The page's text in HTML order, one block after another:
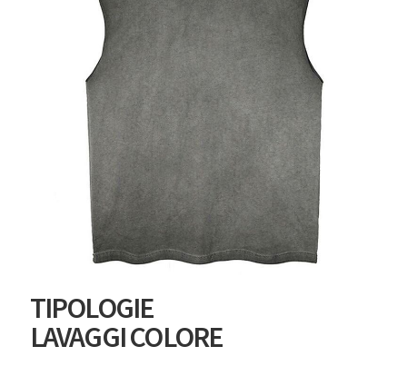
TIPOLOGIE
LAVAGGI COLORE